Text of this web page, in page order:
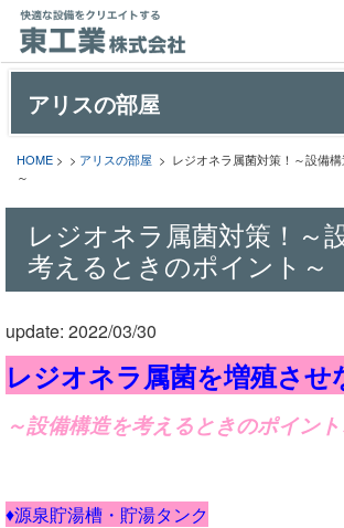
アリスの部屋
HOME > > アリスの部屋 > レジオネラ属菌対策！～設備
～
レジオネラ属菌対策！～
考えるときのポイント～
update: 2022/03/30
レジオネラ属菌を増殖させ
～設備構造を考えるときのポイン
♦源泉貯湯槽・貯湯タンク